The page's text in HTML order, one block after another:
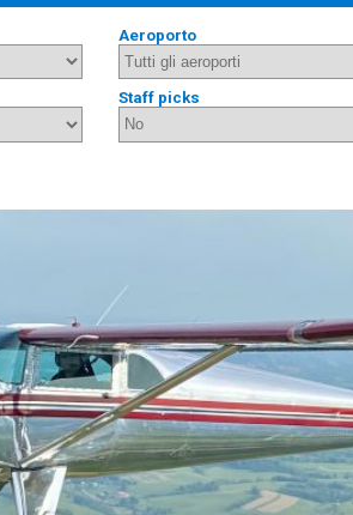
Aeroporto
Staff picks